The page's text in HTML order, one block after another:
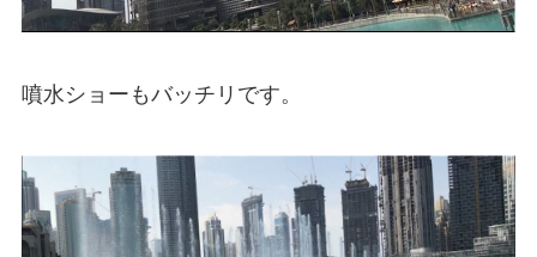
噴水ショーもバッチリです。